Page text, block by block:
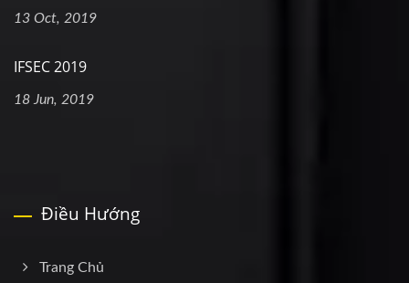
13 Oct, 2019
IFSEC 2019
18 Jun, 2019
Điều Hướng
Trang Chủ